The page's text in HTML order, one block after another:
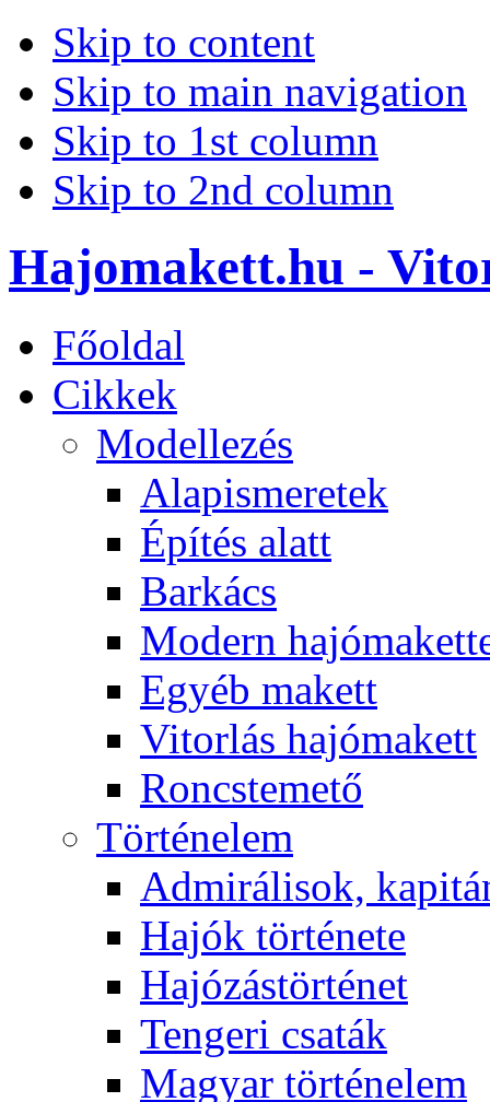
Skip to content
Skip to main navigation
Skip to 1st column
Skip to 2nd column
Hajomakett.hu -
Főoldal
Cikkek
Modellezés
Alapismeretek
Építés alatt
Barkács
Modern
Egyéb makett
Vitorlás hajómakett
Roncstemető
Történelem
Admirálisok,
Hajók története
Hajózástörténet
Tengeri csaták
Magyar történelem